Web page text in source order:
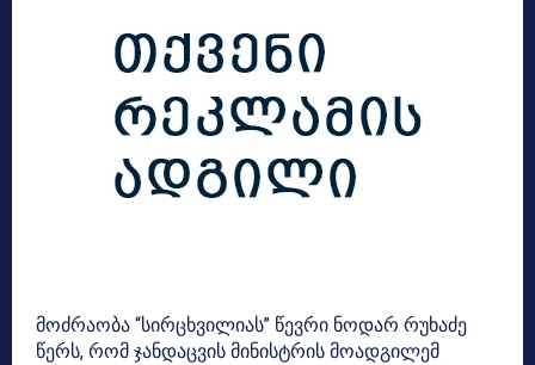
მოძრაობა “სირცხვილიას” წევრი ნოდარ რუხაძე
წერს, რომ ჯანდაცვის მინისტრის მოადგილემ